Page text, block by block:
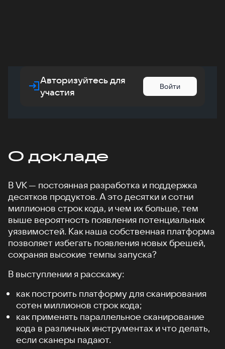
Авторизуйтесь для
участия
Войти
О докладе
В VK — постоянная разработка и поддержка
десятков продуктов. А это десятки и сотни
миллионов строк кода, и чем их больше, тем
выше вероятность появления потенциальных
уязвимостей. Как наша собственная платформа
позволяет избегать появления новых брешей,
сохраняя высокие темпы запуска?
В выступлении я расскажу:
как построить платформу для сканирования
сотен миллионов строк кода;
как применять параллельное сканирование
кода в различных инструментах и что делать,
если сканеры падают.